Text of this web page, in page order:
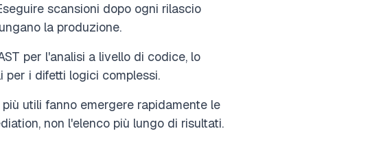
scansioni dopo ogni rilascio
la produzione.
per l'analisi a livello di codice, lo
per i difetti logici complessi.
utili fanno emergere rapidamente le
non l'elenco più lungo di risultati.